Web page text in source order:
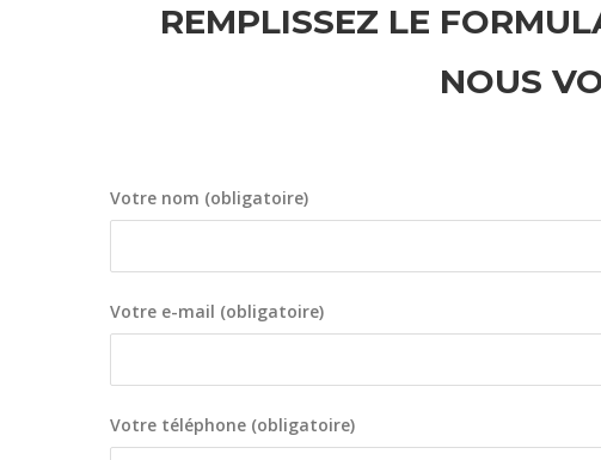
REMPLISSEZ LE
NOUS
Votre nom (obligatoire)
Votre e-mail (obligatoire)
Votre téléphone (obligatoire)